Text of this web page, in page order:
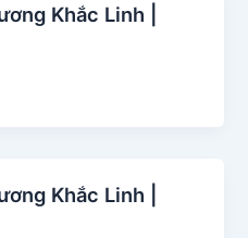
Khắc Linh |
Khắc Linh |